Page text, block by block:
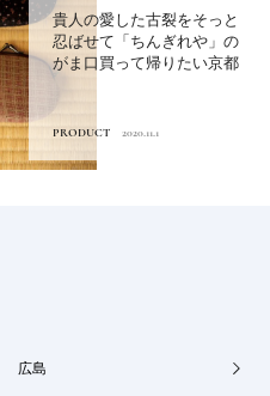
貴人の愛した古裂をそっと
忍ばせて「ちんぎれや」の
がま口買って帰りたい京都
PRODUCT 2020.11.1
広島